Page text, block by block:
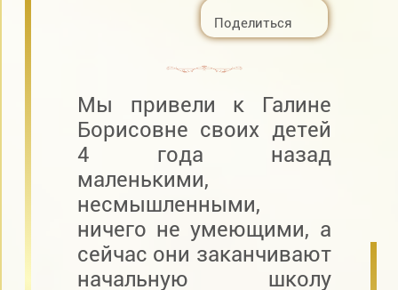
Поделиться
Мы привели к Галине
Борисовне своих детей
4 года назад
маленькими,
несмышленными,
ничего не умеющими, а
сейчас они заканчивают
начальную школу